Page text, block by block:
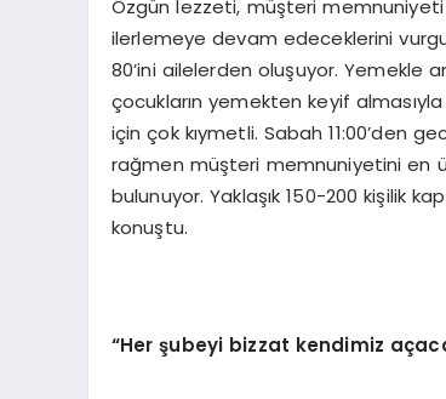
Özgün lezzeti, müşteri
ilerlemeye devam edeceklerini
80’ini ailelerden oluşuyor. Yemekle
çocukların yemekten keyif
için çok kıymetli. Sabah 11:00’den
rağmen müşteri memnuniyetini en
bulunuyor. Yaklaşık 150-200 kişilik
konuştu.
“Herşubeyi bizzat kendimiz